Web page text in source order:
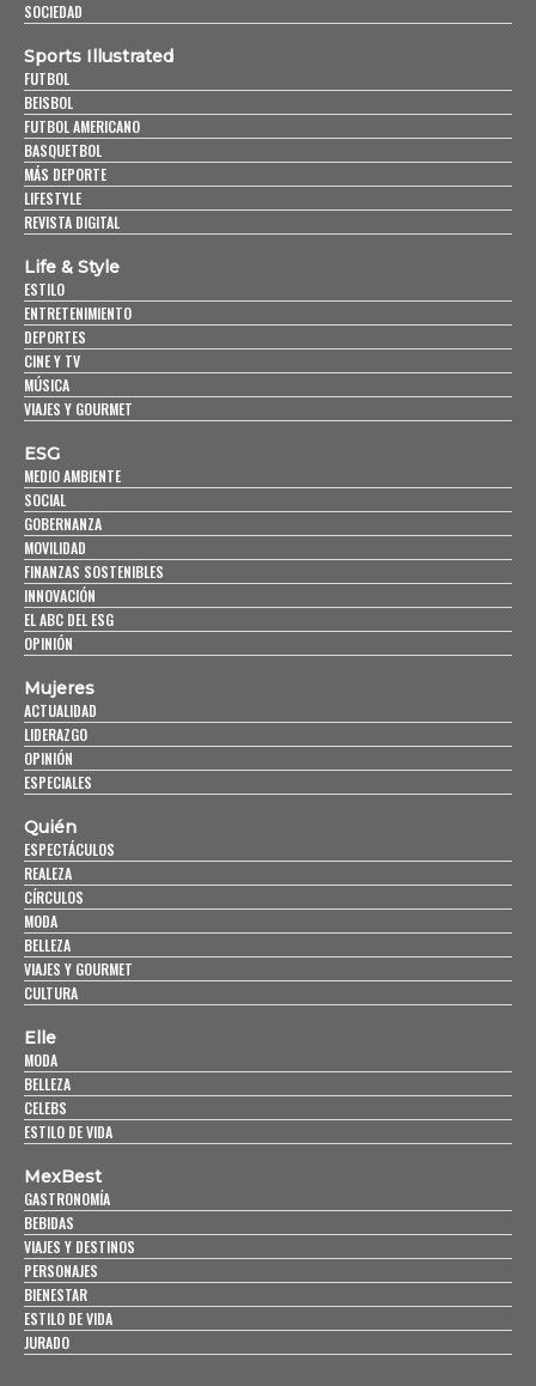
SOCIEDAD
Sports Illustrated
FUTBOL
BEISBOL
FUTBOL AMERICANO
BASQUETBOL
MÁS DEPORTE
LIFESTYLE
REVISTA DIGITAL
Life & Style
ESTILO
ENTRETENIMIENTO
DEPORTES
CINE Y TV
MÚSICA
VIAJES Y GOURMET
ESG
MEDIO AMBIENTE
SOCIAL
GOBERNANZA
MOVILIDAD
FINANZAS SOSTENIBLES
INNOVACIÓN
EL ABC DEL ESG
OPINIÓN
Mujeres
ACTUALIDAD
LIDERAZGO
OPINIÓN
ESPECIALES
Quién
ESPECTÁCULOS
REALEZA
CÍRCULOS
MODA
BELLEZA
VIAJES Y GOURMET
CULTURA
Elle
MODA
BELLEZA
CELEBS
ESTILO DE VIDA
MexBest
GASTRONOMÍA
BEBIDAS
VIAJES Y DESTINOS
PERSONAJES
BIENESTAR
ESTILO DE VIDA
JURADO